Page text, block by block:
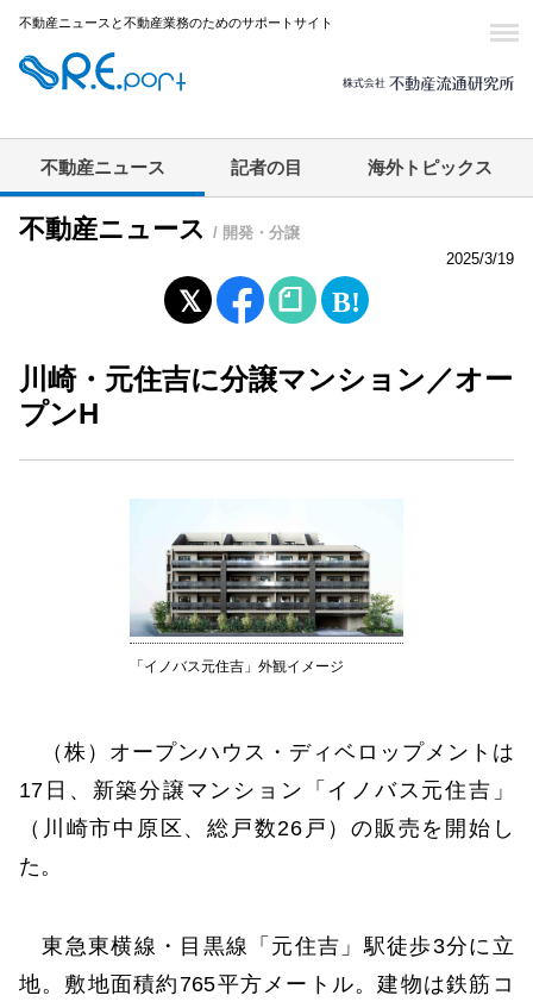
不動産ニュースと不動産業務のためのサポートサイト
不動産ニュース 記者の目 海外トピックス
不動産ニュース / 開発・分譲
2025/3/19
川崎・元住吉に分譲マンション／オー
プンH
「イノバス元住吉」外観イメージ
（株）オープンハウス・ディベロップメントは
17日、新築分譲マンション「イノバス元住吉」
（川崎市中原区、総戸数26戸）の販売を開始し
た。
東急東横線・目黒線「元住吉」駅徒歩3分に立
地。敷地面積約765平方メートル。建物は鉄筋コ